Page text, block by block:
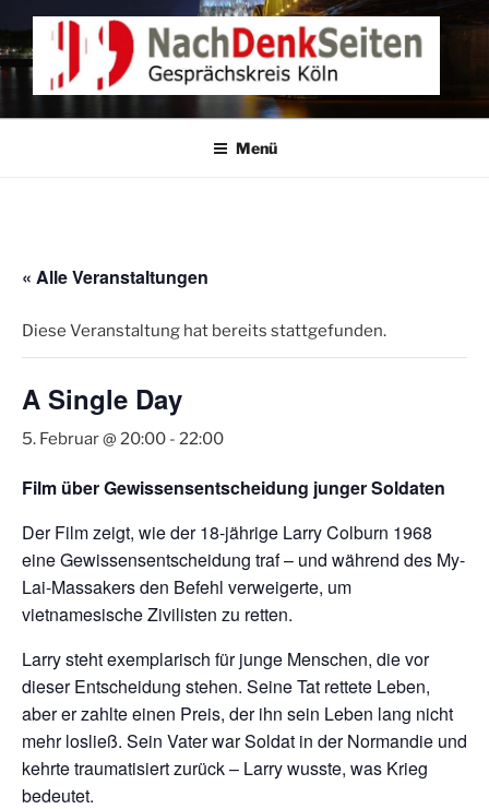
Zum
springen
NACHDENKEN IN KÖLN
Gesprächskreis Köln
Menü
« Alle Veranstaltungen
Diese Veranstaltung hat bereits stattgefunden.
A Single Day
5. Februar @ 20:00 - 22:00
Film über Gewissensentscheidung junger Soldaten
Der Film zeigt, wie der 18-jährige Larry Colburn 1968
eine Gewissensentscheidung traf – und während des My-
Lai-Massakers den Befehl verweigerte, um
vietnamesische Zivilisten zu retten.
Larry steht exemplarisch für junge Menschen, die vor
dieser Entscheidung stehen. Seine Tat rettete Leben,
aber er zahlte einen Preis, der ihn sein Leben lang nicht
mehr losließ. Sein Vater war Soldat in der Normandie und
kehrte traumatisiert zurück – Larry wusste, was Krieg
bedeutet.